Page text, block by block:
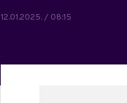
12.01.2025. / 08:15